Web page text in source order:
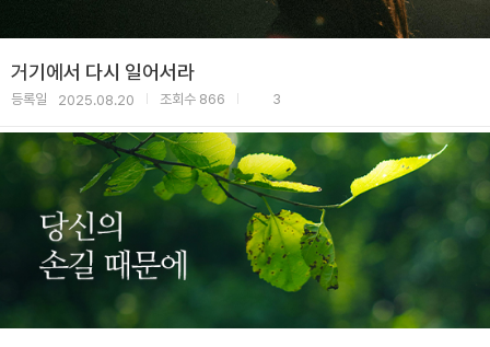
거기에서 다시 일어서라
등록일 2025.08.20 조회수 866 3